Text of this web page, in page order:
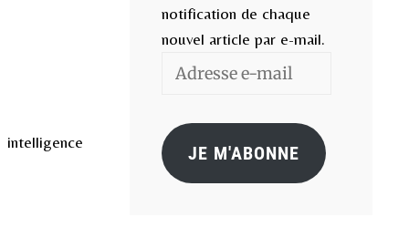
notification de chaque
nouvel article par e-mail.
Adresse
mail
JE M'ABONNE